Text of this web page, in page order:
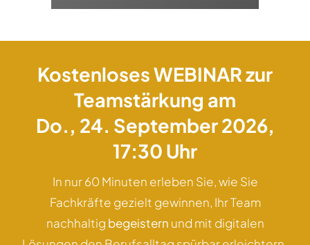
Kostenloses WEBINAR zur
Teamstärkung am
Do., 24. September 2026,
17:30 Uhr
In nur 60 Minuten erleben Sie, wie Sie
Fachkräfte gezielt gewinnen, Ihr Team
nachhaltig begeistern und mit digitalen